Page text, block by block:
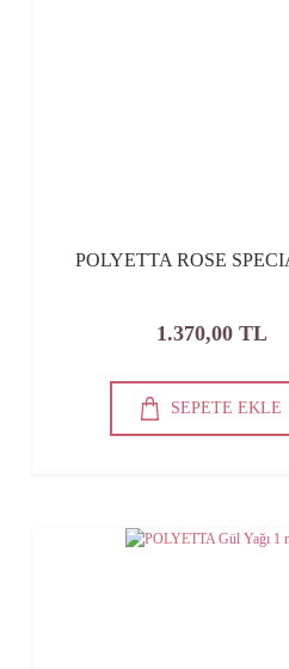
POLYETTA ROSE
1.370,00 TL
SEPETE EKLE